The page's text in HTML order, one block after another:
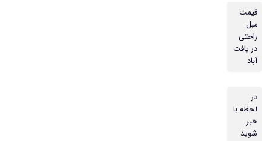
قیمت
مبل
راحتی
در یافت
آباد
در
لحظه با
خبر
شوید